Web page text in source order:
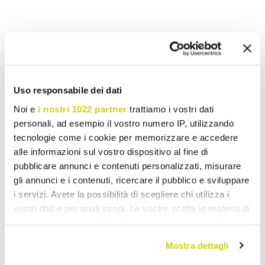
Uso responsabile dei dati
Noi e i nostri 1022 partner trattiamo i vostri dati
personali, ad esempio il vostro numero IP, utilizzando
tecnologie come i cookie per memorizzare e accedere
alle informazioni sul vostro dispositivo al fine di
pubblicare annunci e contenuti personalizzati, misurare
gli annunci e i contenuti, ricercare il pubblico e sviluppare
i servizi. Avete la possibilità di scegliere chi utilizza i
vostri dati e per quali scopi. Le vostre scelte in materia di
modificare o revocare il proprio consenso in qualsiasi
Mostra dettagli
Voeg toe aan wens Lijst
Stuur uw mening over dit product Print
Klassieke Kroonluchters